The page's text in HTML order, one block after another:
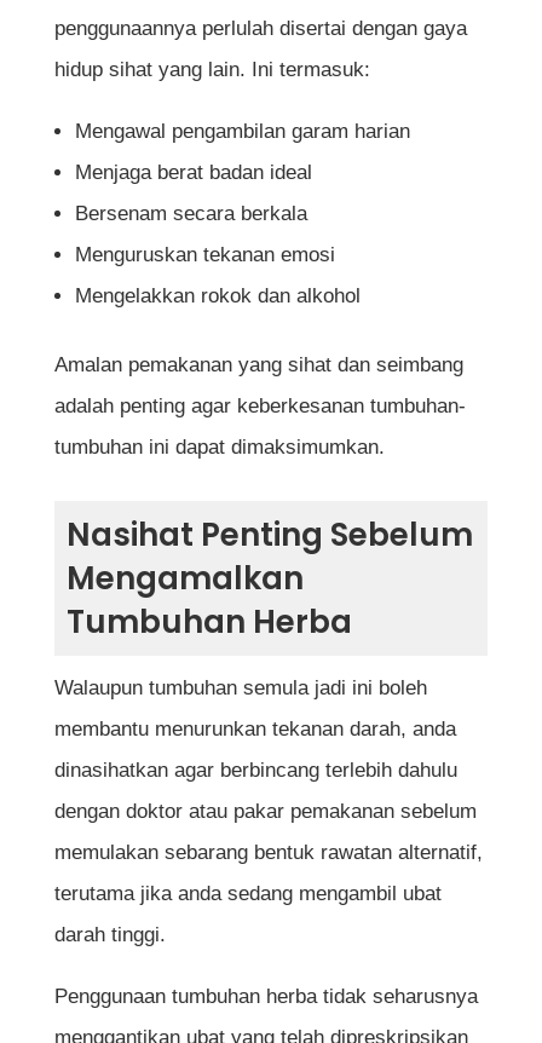
penggunaannya perlulah disertai dengan gaya
hidup sihat yang lain. Ini termasuk:
Mengawal pengambilan garam harian
Menjaga berat badan ideal
Bersenam secara berkala
Menguruskan tekanan emosi
Mengelakkan rokok dan alkohol
Amalan pemakanan yang sihat dan seimbang
adalah penting agar keberkesanan tumbuhan-
tumbuhan ini dapat dimaksimumkan.
Nasihat Penting Sebelum
Mengamalkan
Tumbuhan Herba
Walaupun tumbuhan semula jadi ini boleh
membantu menurunkan tekanan darah, anda
dinasihatkan agar berbincang terlebih dahulu
dengan doktor atau pakar pemakanan sebelum
memulakan sebarang bentuk rawatan alternatif,
terutama jika anda sedang mengambil ubat
darah tinggi.
Penggunaan tumbuhan herba tidak seharusnya
menggantikan ubat yang telah dipreskripsikan